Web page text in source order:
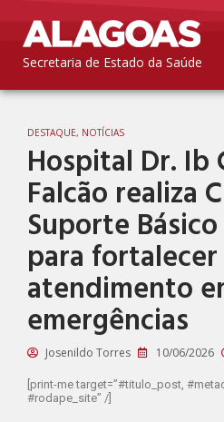
Secretaria de Estado da Saúde
DESTAQUE, NOTÍCIAS
Hospital Dr. Ib
Falcão realiza
Suporte
para fortalecer
atendimento
emergências
Josenildo Torres 10/06/2026
[print-me target=”#titulo_post,
#rodape_site” /]